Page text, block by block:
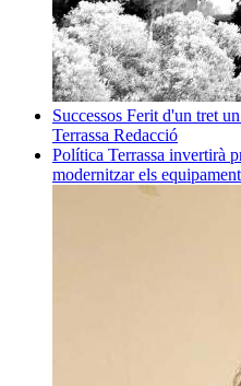
Successos Ferit d'un tret un
Terrassa Redacció
Política Terrassa invertirà
modernitzar els